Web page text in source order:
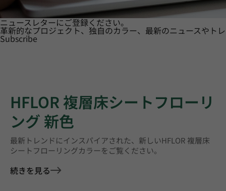
ニュースレターにご登録ください。
革新的なプロジェクト、独自のカラー、最新のニュースやト
Subscribe
HFLOR 複層床シートフローリ
ング 新色
最新トレンドにインスパイアされた、新しいHFLOR 複層床
シートフローリングカラーをご覧ください。
続きを見る